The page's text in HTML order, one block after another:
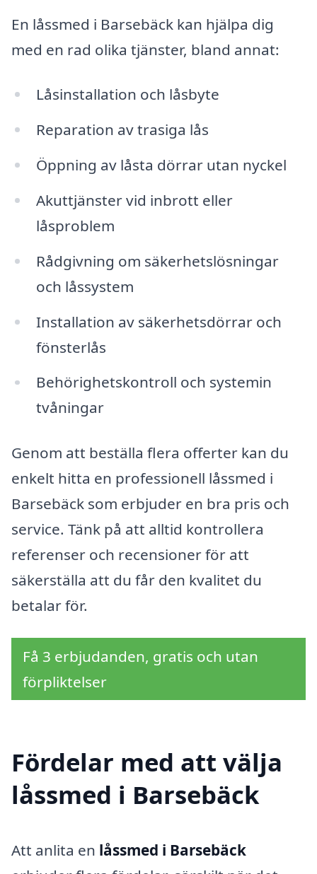
En låssmed i Barsebäck kan hjälpa dig
med en rad olika tjänster, bland annat:
Låsinstallation och låsbyte
Reparation av trasiga lås
Öppning av låsta dörrar utan nyckel
Akuttjänster vid inbrott eller
låsproblem
Rådgivning om säkerhetslösningar
och låssystem
Installation av säkerhetsdörrar och
fönsterlås
Behörighetskontroll och systemin
tvåningar
Genom att beställa flera offerter kan du
enkelt hitta en professionell låssmed i
Barsebäck som erbjuder en bra pris och
service. Tänk på att alltid kontrollera
referenser och recensioner för att
säkerställa att du får den kvalitet du
betalar för.
Få 3 erbjudanden, gratis och utan
förpliktelser
Fördelar med att välja
låssmed i Barsebäck
Att anlita en låssmed i Barsebäck